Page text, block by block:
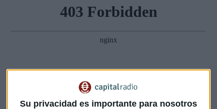
Su privacidad es importante para nosotros